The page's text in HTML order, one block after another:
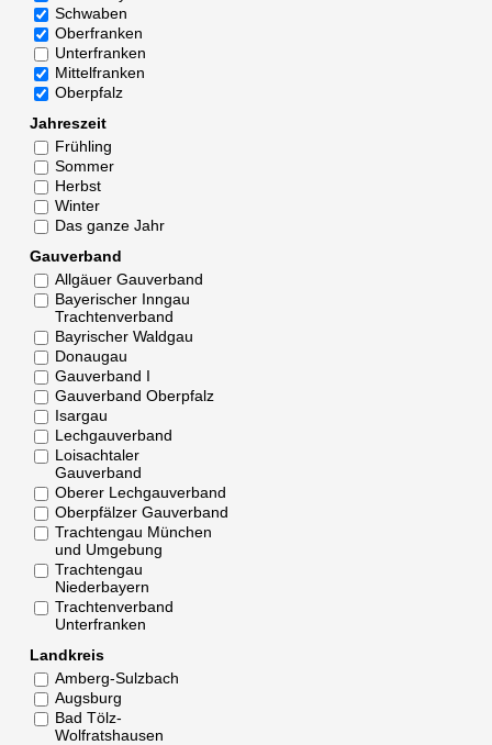
Schwaben
Oberfranken
Unterfranken
Mittelfranken
Oberpfalz
Jahreszeit
Frühling
Sommer
Herbst
Winter
Das ganze Jahr
Gauverband
Allgäuer Gauverband
Bayerischer Inngau
Trachtenverband
Bayrischer Waldgau
Donaugau
Gauverband I
Gauverband Oberpfalz
Isargau
Lechgauverband
Loisachtaler
Gauverband
Oberer Lechgauverband
Oberpfälzer Gauverband
Trachtengau München
und Umgebung
Trachtengau
Niederbayern
Trachtenverband
Unterfranken
Landkreis
Amberg-Sulzbach
Augsburg
Bad Tölz-
Wolfratshausen